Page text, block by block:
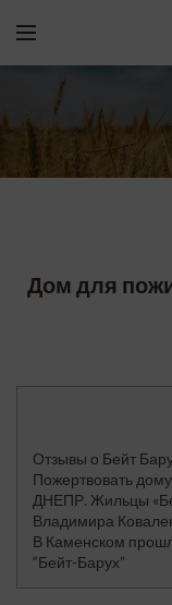
Дом для
Отзывы о Бейт
Пожертвовать
ДНЕПР. Жильцы
Владимира
В Каменском
“Бейт-Барух”